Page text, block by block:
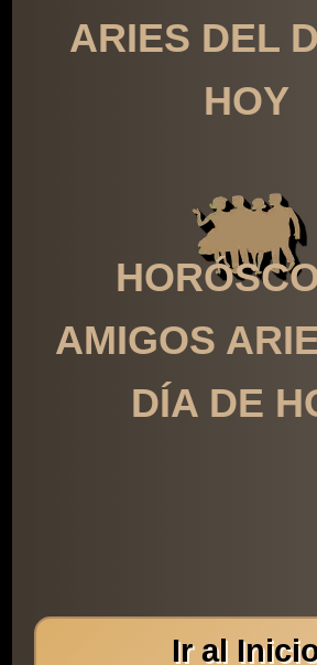
ARIES DEL
HOY
AMIGOS
DÍA DE
Ir al